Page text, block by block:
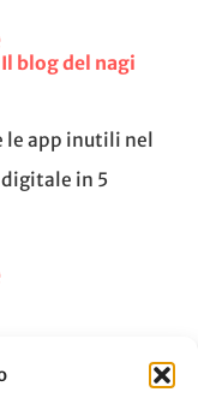
blog del nagi
le app inutili nel
in 5